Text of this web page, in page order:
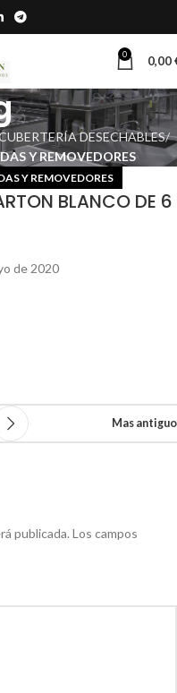
0 0,00
DESECHABLES
Y REMOVEDORES
Y REMOVEDORES
BLANCO DE 6
de 2020
Mas antiguo
publicada. Los campos